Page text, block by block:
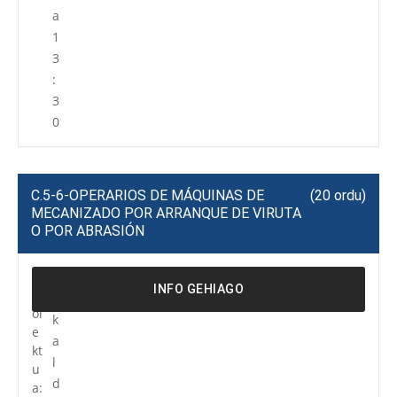
a
1
3
:
3
0
C.5-6-OPERARIOS DE MÁQUINAS DE
MECANIZADO POR ARRANQUE DE VIRUTA
O POR ABRASIÓN
(20 ordu)
oi
e
kt
u
a:
k
a
l
d
INFO GEHIAGO